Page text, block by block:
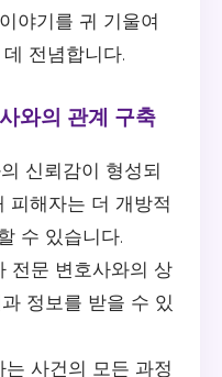
야기를 귀 기울여
전념합니다.
와의 관계 구축
신뢰감이 형성되
피해자는 더 개방적
수 있습니다.
전문 변호사와의 상
정보를 받을 수 있
는 사건의 모든 과정